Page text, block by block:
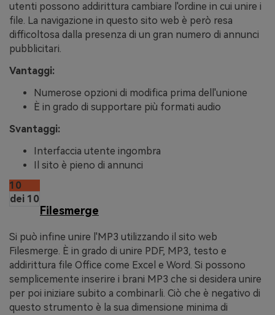
utenti possono addirittura cambiare l'ordine in cui unire i
file. La navigazione in questo sito web è però resa
difficoltosa dalla presenza di un gran numero di annunci
pubblicitari.
Vantaggi:
Numerose opzioni di modifica prima dell'unione
È in grado di supportare più formati audio
Svantaggi:
Interfaccia utente ingombra
Il sito è pieno di annunci
10
dei 10
Filesmerge
Si può infine unire l'MP3 utilizzando il sito web
Filesmerge. È in grado di unire PDF, MP3, testo e
addirittura file Office come Excel e Word. Si possono
semplicemente inserire i brani MP3 che si desidera unire
per poi iniziare subito a combinarli. Ciò che è negativo di
questo strumento è la sua dimensione minima di